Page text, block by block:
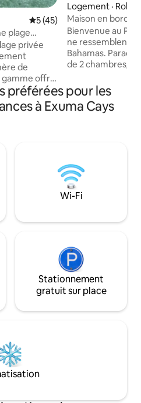
Note moyenne de 5 sur 5,
5 (45)
plage
privée
de
gamme offre
cuisine bien
d'espaces
les
à votre côté
de
une
ou une
Logement ·
ment
Maison en bord
près de l'aéroport
Bienvenue au
ne ressemblent à
Bahamas.
de 2 chambres/2
située à
et à proximité de
maison dispose
est la plus belle,
plus sûre des
possibilités
journées au
préférées pour les
à Exuma Cays
Wi-Fi
Stationnement
gratuit sur place